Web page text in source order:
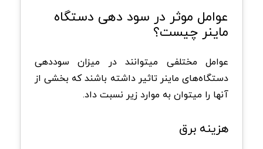
عوامل موثر در سود دهی دستگاه
ماینر چیست؟
عوامل مختلفی میتوانند در میزان سوددهی
دستگاه‌های ماینر تاثیر داشته باشند که بخشی از
آنها را میتوان به موارد زیر نسبت داد.
هزینه برق